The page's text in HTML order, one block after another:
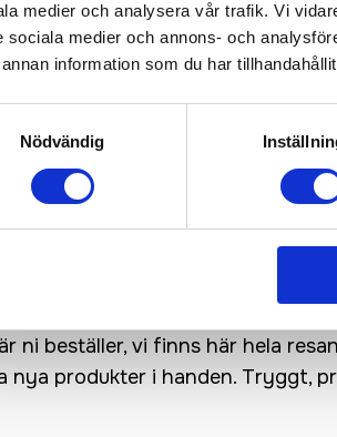
medier och analysera vår trafik. Vi
sociala medier och annons- och
information som du har
Nödvändig
Kontakta oss här för
Det går
ni beställer, vi finns här hela
nya produkter i handen. Tryggt,